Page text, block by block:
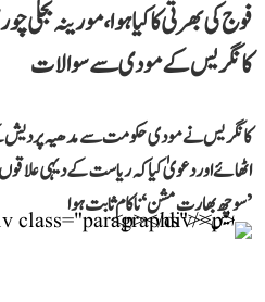
فوج کی بھرتی کا کیا ہوا، مورینہ
کانگریس کے مودی سے سوالات
کانگریس نے مودی حکومت سے مدھیہ
اٹھائے اور دعویٰ کیا کہ ریاست کے دیہی
’سوچھ بھارت مشن‘ ناکام ثابت ہوا